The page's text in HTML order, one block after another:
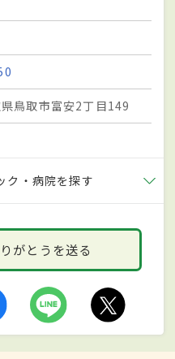
鳥取市富安2丁目149
ク・病院を探す
がとうを送る